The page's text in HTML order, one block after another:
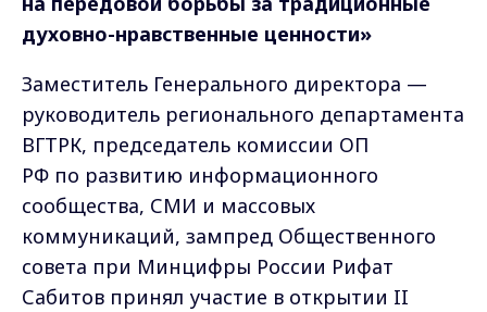
Сабитов принял участие в открытии II
традиционных религий России
в сохранении и укреплении духовно-
нравственных ценностей».
Обращаясь с приветственным словом
к участникам, Рифат Сабитов напомнил
об огромной силе и влиянии медиа
на аудиторию.